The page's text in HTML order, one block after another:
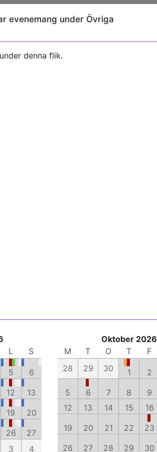
evenemang under Övriga
denna flik.
L
S
5
6
12
13
19
20
26
27
3 4
Oktober 2026
M
T O T F
28
29 30 1 2
5
6 7 8 9
12
13 14 15 16
19
20 21 22 23
26
27 28 29 30